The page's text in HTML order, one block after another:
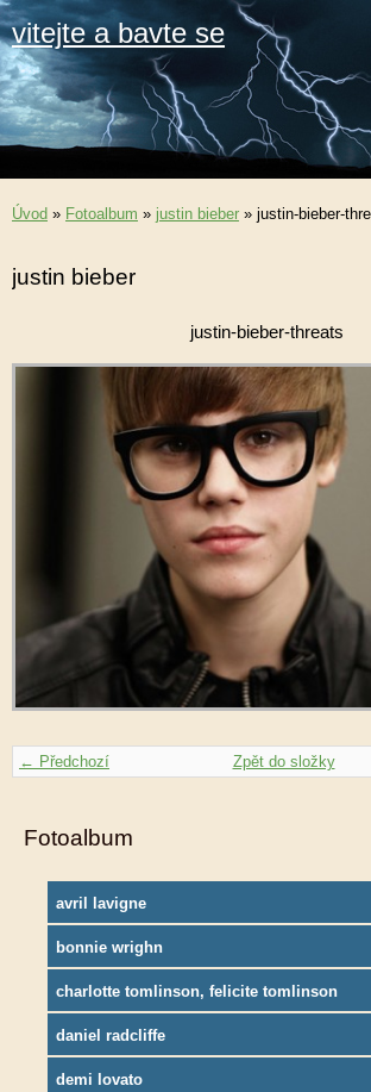
vitejte a bavte se
Úvod » Fotoalbum » justin bieber » justin-bieber-
justin bieber
justin-bieber-threats
← Předchozí Zpět do složky
Fotoalbum
avril lavigne
bonnie wrighn
charlotte tomlinson, felicite tomlinson
daniel radcliffe
demi lovato